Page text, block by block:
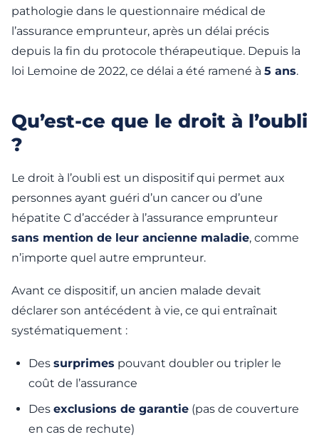
pathologie dans le questionnaire médical de
l’assurance emprunteur, après un délai précis
depuis la fin du protocole thérapeutique. Depuis la
loi Lemoine de 2022, ce délai a été ramené à 5 ans.
Qu’est-ce que le droit à l’oubli
?
Le droit à l’oubli est un dispositif qui permet aux
personnes ayant guéri d’un cancer ou d’une
hépatite C d’accéder à l’assurance emprunteur
sans mention de leur ancienne maladie, comme
n’importe quel autre emprunteur.
Avant ce dispositif, un ancien malade devait
déclarer son antécédent à vie, ce qui entraînait
systématiquement :
Des surprimes pouvant doubler ou tripler le
coût de l’assurance
Des exclusions de garantie (pas de couverture
en cas de rechute)